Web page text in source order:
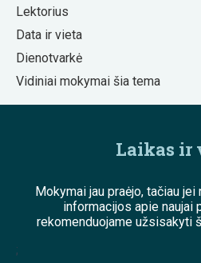
Lektorius
Data ir vieta
Dienotvarkė
Vidiniai mokymai šia tema
Laikas ir
Mokymai jau praėjo, tačiau
informacijos apie naujai
rekomenduojame užsisakyti
;